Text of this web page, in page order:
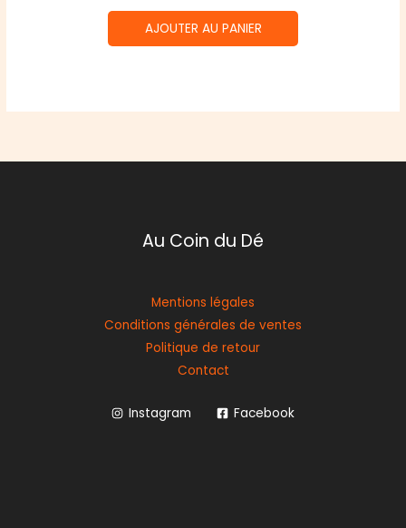
AJOUTER AU PANIER
Au Coin du Dé
Mentions légales
Conditions générales de ventes
Politique de retour
Contact
Instagram Facebook